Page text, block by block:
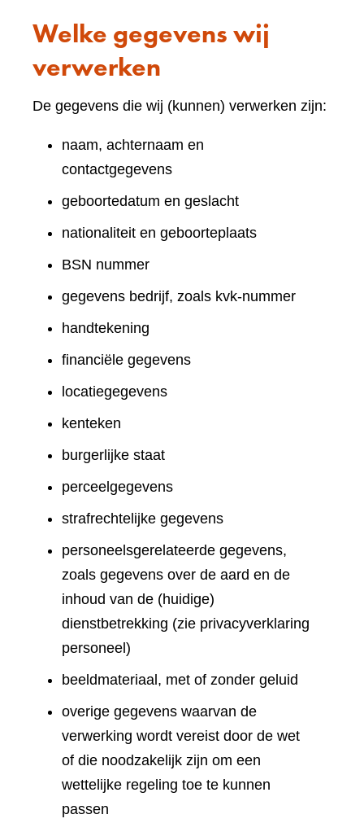
Welke gegevens wij
verwerken
De gegevens die wij (kunnen) verwerken zijn:
naam, achternaam en
contactgegevens
geboortedatum en geslacht
nationaliteit en geboorteplaats
BSN nummer
gegevens bedrijf, zoals kvk-nummer
handtekening
financiële gegevens
locatiegegevens
kenteken
burgerlijke staat
perceelgegevens
strafrechtelijke gegevens
personeelsgerelateerde gegevens,
zoals gegevens over de aard en de
inhoud van de (huidige)
dienstbetrekking (zie privacyverklaring
personeel)
beeldmateriaal, met of zonder geluid
overige gegevens waarvan de
verwerking wordt vereist door de wet
of die noodzakelijk zijn om een
wettelijke regeling toe te kunnen
passen